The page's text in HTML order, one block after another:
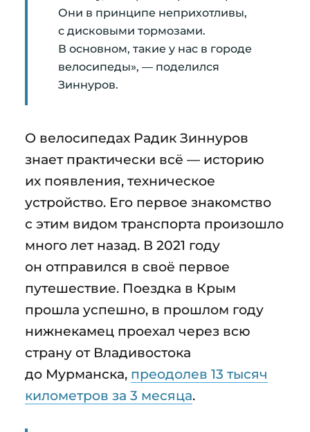
Они в принципе неприхотливы,
с дисковыми тормозами.
В основном, такие у нас в городе
велосипеды», — поделился
Зиннуров.
О велосипедах Радик Зиннуров
знает практически всё — историю
их появления, техническое
устройство. Его первое знакомство
с этим видом транспорта произошло
много лет назад. В 2021 году
он отправился в своё первое
путешествие. Поездка в Крым
прошла успешно, в прошлом году
нижнекамец проехал через всю
страну от Владивостока
до Мурманска, преодолев 13 тысяч
километров за 3 месяца.